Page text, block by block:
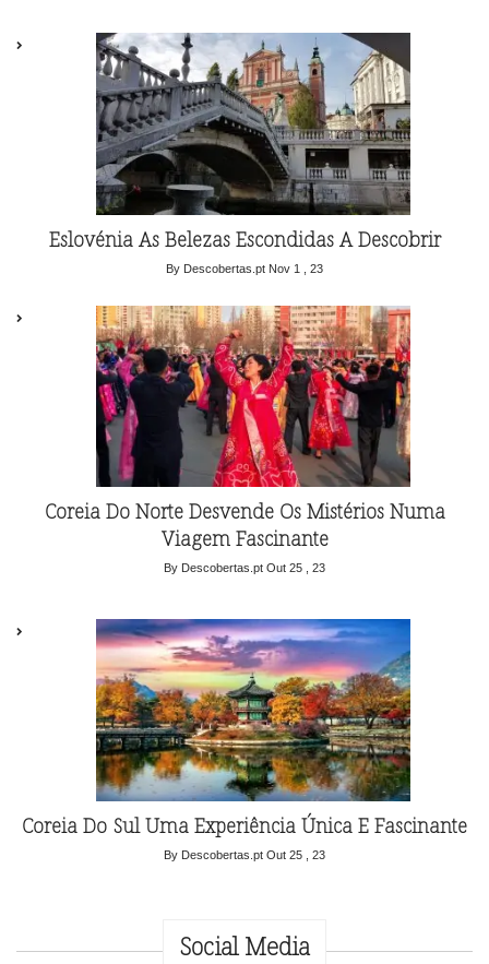
Eslovénia As Belezas Escondidas A Descobrir
By Descobertas.pt Nov 1 , 23
Coreia Do Norte Desvende Os Mistérios Numa
Viagem Fascinante
By Descobertas.pt Out 25 , 23
Coreia Do Sul Uma Experiência Única E Fascinante
By Descobertas.pt Out 25 , 23
Social Media